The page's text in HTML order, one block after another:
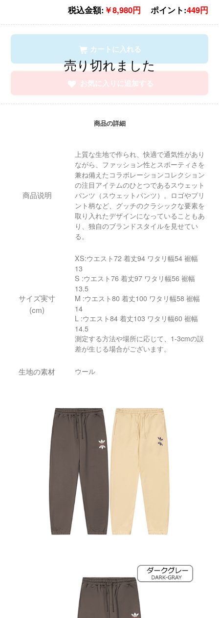
税込金額: ￥8,980円 ポイント:449円
カートに入れる
お気に入りに追加する
商品の詳細
商品说明
上質な生地で作られ、快適で通気性があり
ながら、ファッション性とスポーティさを
兼ね備えたコラボレーションコレクション
の注目アイテムのひとつであるスウェット
パンツ（スウェットパンツ）。ロゴやプリ
ント柄など、グッチのクラシックな要素を
取り入れたデザインになっていることもあ
り、独自のブランドスタイルを見せてい
る。
サイズ実寸
(cm)
XS:ウエスト72 着丈94 ワタリ幅54 裾幅
13
S :ウエスト76 着丈97 ワタリ幅56 裾幅
13.5
M :ウエスト80 着丈100 ワタリ幅58 裾幅
14
L :ウエスト84 着丈103 ワタリ幅60 裾幅
14.5
測定する方法や場所に応じて、1-3cmの誤
差が生じる場合がございます。
生地の素材 ウール